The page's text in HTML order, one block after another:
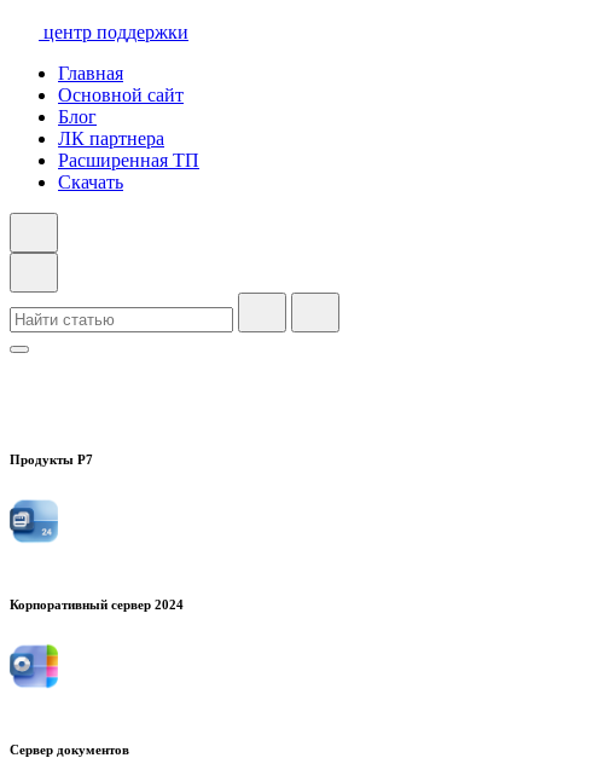
центр поддержки
Главная
Основной сайт
Блог
ЛК партнера
Расширенная ТП
Скачать
Продукты Р7
Корпоративный сервер 2024
Сервер документов